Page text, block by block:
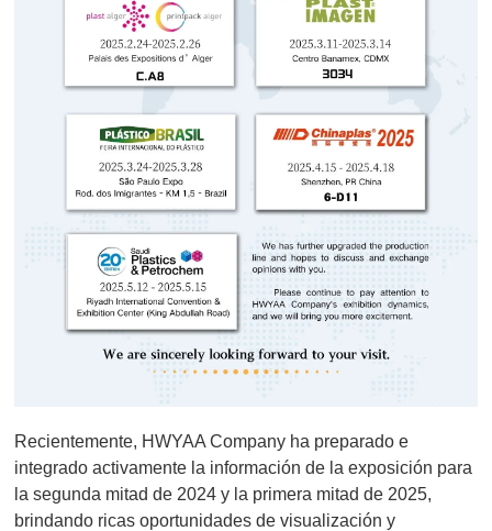
Recientemente, HWYAA Company ha preparado e
integrado activamente la información de la exposición para
la segunda mitad de 2024 y la primera mitad de 2025,
brindando ricas oportunidades de visualización y